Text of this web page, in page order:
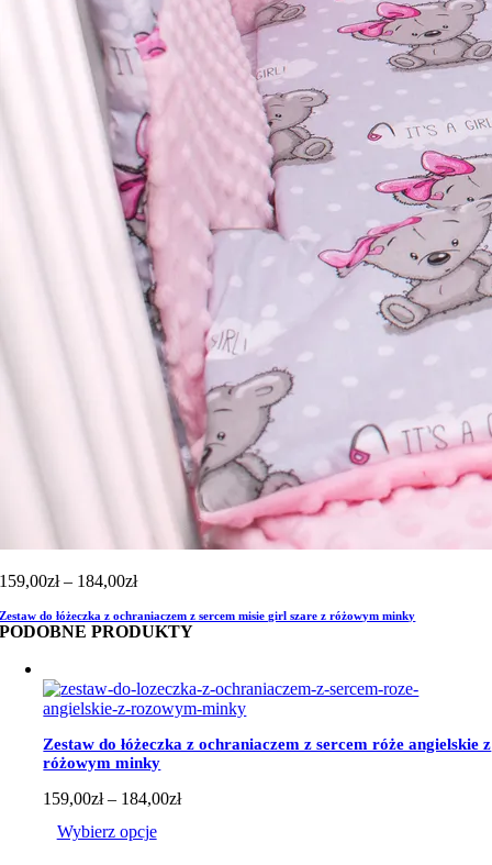
159,00zł – 184,00złZakres
od
159,00zł
184,00zł
Zestaw do łóżeczka z ochraniaczem z sercem misie girl szare z różowym minky
PODOBNE PRODUKTY
Zestaw do łóżeczka z ochraniaczem z sercem róże angielskie z
różowym minky
159,00zł – 184,00złZakres
Wybierz opcje